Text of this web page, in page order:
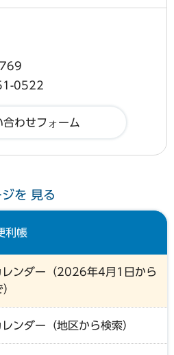
0522
を 見る
利帳
レンダー（2026年4月1日から
ンダー（地区から検索）